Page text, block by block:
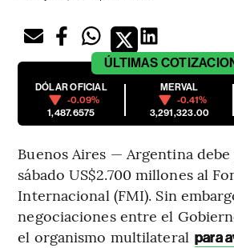
ÚLTIMAS
DÓLAR OFICIAL
-0.09%
1,487.6575
MERVAL
-0.41%
3,291,323.00
Buenos Aires — Argentina
sábado US$2.700 millones al
Internacional (FMI). Sin
negociaciones entre el
el organismo multilateral para